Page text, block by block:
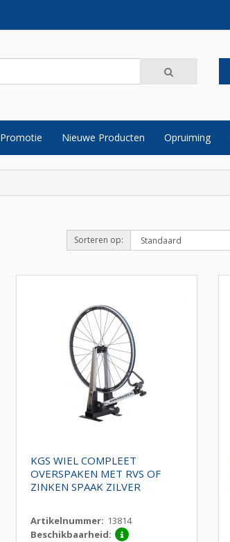
Promotie Nieuwe Producten Opruiming
Sorteren op:
KGS WIEL COMPLEET
OVERSPAKEN MET RVS OF
ZINKEN SPAAK ZILVER
Artikelnummer: 13814
Beschikbaarheid: